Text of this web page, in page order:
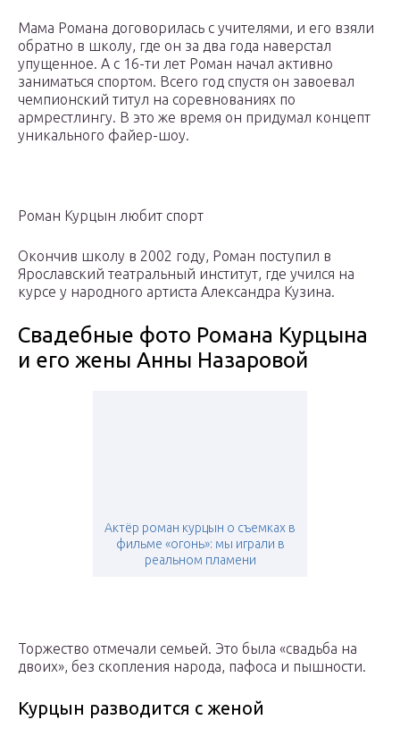
Мама Романа договорилась с учителями, и его взяли
обратно в школу, где он за два года наверстал
упущенное. А с 16-ти лет Роман начал активно
заниматься спортом. Всего год спустя он завоевал
чемпионский титул на соревнованиях по
армрестлингу. В это же время он придумал концепт
уникального файер-шоу.
Роман Курцын любит спорт
Окончив школу в 2002 году, Роман поступил в
Ярославский театральный институт, где учился на
курсе у народного артиста Александра Кузина.
Свадебные фото Романа Курцына
и его жены Анны Назаровой
Актёр роман курцын о съемках в
фильме «огонь»: мы играли в
реальном пламени
Торжество отмечали семьей. Это была «свадьба на
двоих», без скопления народа, пафоса и пышности.
Курцын разводится с женой